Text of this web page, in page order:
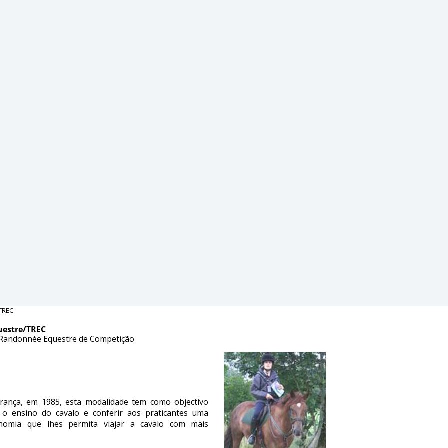
TREC
Equestre de Competição
em 1985, esta modalidade tem como objectivo
o ensino do cavalo e conferir aos praticantes uma
que lhes permita viajar a cavalo com mais